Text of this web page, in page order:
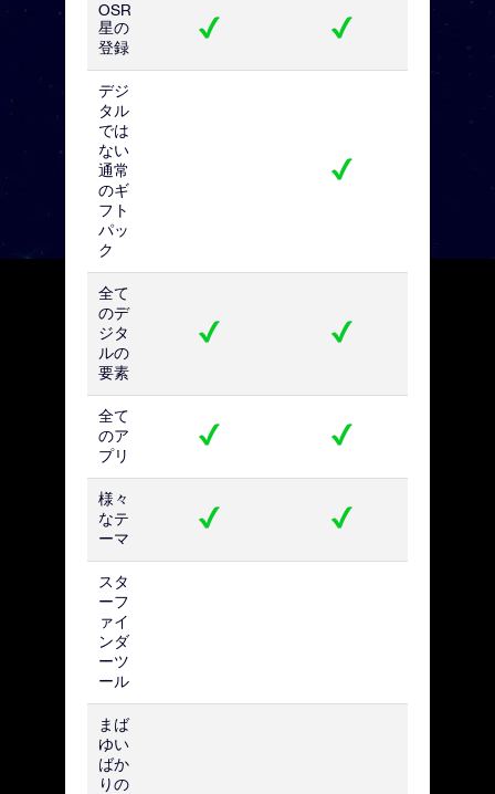
OSR
星の
登録
デジ
タル
では
ない
通常
のギ
フト
パッ
ク
全て
のデ
ジタ
ルの
要素
全て
のア
プリ
様々
なテ
ーマ
スタ
ーフ
ァイ
ンダ
ーツ
ール
まば
ゆい
ばか
りの